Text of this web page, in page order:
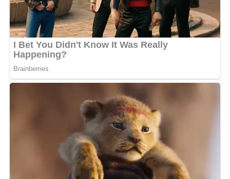
Toutes nos félicitations à Thibault Adjatis, qui a vécu,
pour la première fois,
« l’un des plus beaux jours de sa
vie ».
MOTS-CLÉS :